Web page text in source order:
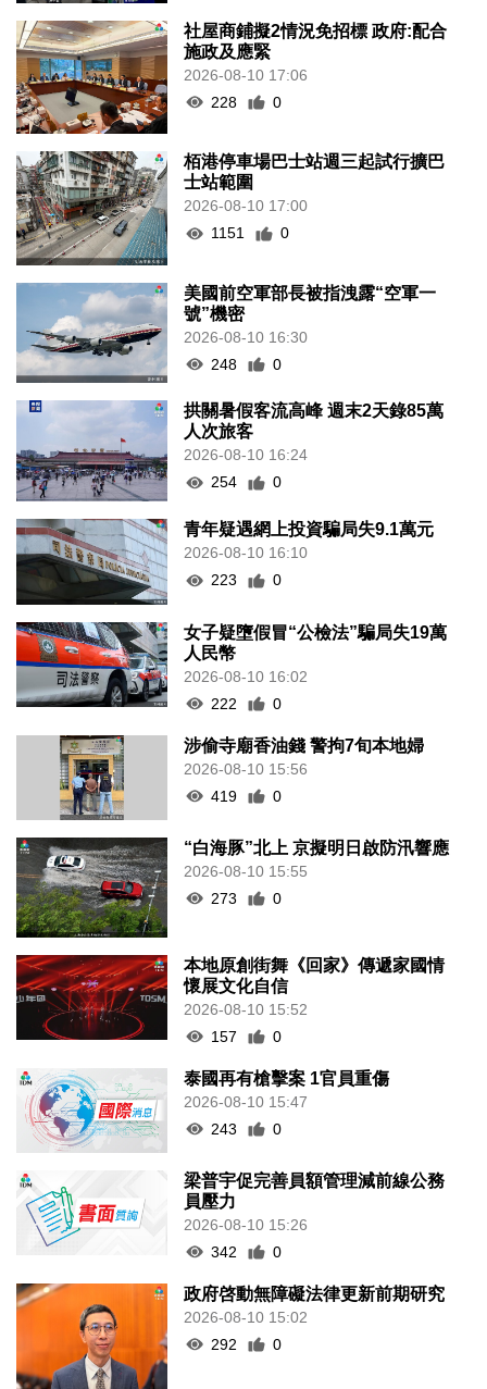
社屋商鋪擬2情況免招標 政府:配合
施政及應緊
2026-08-10 17:06
228
0
栢港停車場巴士站週三起試行擴巴
士站範圍
2026-08-10 17:00
1151
0
美國前空軍部長被指洩露“空軍一
號”機密
2026-08-10 16:30
248
0
拱關暑假客流高峰 週末2天錄85萬
人次旅客
2026-08-10 16:24
254
0
青年疑遇網上投資騙局失9.1萬元
2026-08-10 16:10
223
0
女子疑墮假冒“公檢法”騙局失19萬
人民幣
2026-08-10 16:02
222
0
涉偷寺廟香油錢 警拘7旬本地婦
2026-08-10 15:56
419
0
“白海豚”北上 京擬明日啟防汛響應
2026-08-10 15:55
273
0
本地原創街舞《回家》傳遞家國情
懷展文化自信
2026-08-10 15:52
157
0
泰國再有槍擊案 1官員重傷
2026-08-10 15:47
243
0
梁普宇促完善員額管理減前線公務
員壓力
2026-08-10 15:26
342
0
政府啓動無障礙法律更新前期研究
2026-08-10 15:02
292
0